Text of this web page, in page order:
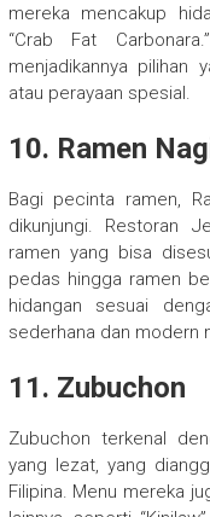
mereka mencakup
“Crab Fat
menjadikannya pilihan
atau perayaan spesial.
10. Ramen
Bagi pecinta ramen,
dikunjungi. Restoran
ramen yang bisa
pedas hingga ramen
hidangan sesuai
sederhana dan modern
11. Zubuchon
Zubuchon terkenal
yang lezat, yang
Filipina. Menu mereka